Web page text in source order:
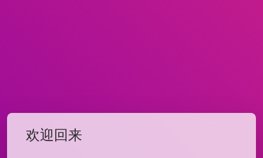
欢迎回来